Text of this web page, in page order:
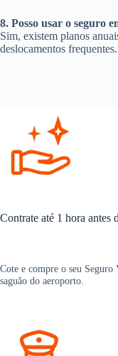
8. Posso usar o seguro
Sim, existem planos
deslocamentos frequentes.
Contrate até 1 hora antes
Cote e compre o seu
saguão do aeroporto.